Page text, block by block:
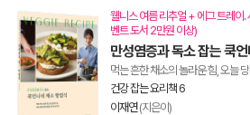
웰니스 여름 리추얼 + 에그 트레이.
벤트 도서 2만원 이상)
만성염증과 독소 잡는 쿡
먹는 흔한 채소의 놀라운 힘, 오늘
건강 잡는 요리책 6
이재연(지은이)